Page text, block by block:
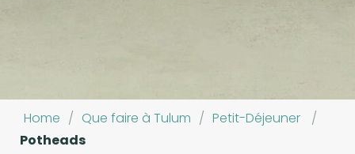
Home / Que faire à Tulum / Petit-Déjeuner
/
Potheads